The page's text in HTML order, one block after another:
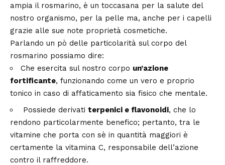
ampia il rosmarino, è un toccasana per la salute del
nostro organismo, per la pelle ma, anche per i capelli
grazie alle sue note proprietà cosmetiche.
Parlando un pò delle particolarità sul corpo del
rosmarino possiamo dire:
Che esercita sul nostro corpo un’azione
fortificante, funzionando come un vero e proprio
tonico in caso di affaticamento sia fisico che mentale.
Possiede derivati terpenici e flavonoidi, che lo
rendono particolarmente benefico; pertanto, tra le
vitamine che porta con sè in quantità maggiori è
certamente la vitamina C, responsabile dell’azione
contro il raffreddore.